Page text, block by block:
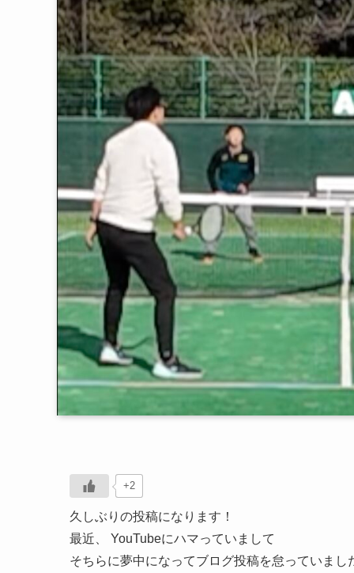
+2
久しぶりの投稿になります！
最近、 YouTubeにハマっていまして
そちらに夢中になってブログ投稿を怠っていまし